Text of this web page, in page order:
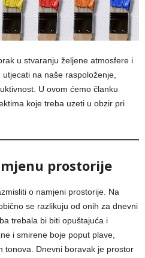
u stvaranju željene atmosfere i
na naše raspoloženje,
U ovom ćemo članku
koje treba uzeti u obzir pri
prostorije
o namjeni prostorije. Na
se razlikuju od onih za dnevni
trebala bi biti opuštajuća i
i smirene boje poput plave,
tonova. Dnevni boravak je prostor